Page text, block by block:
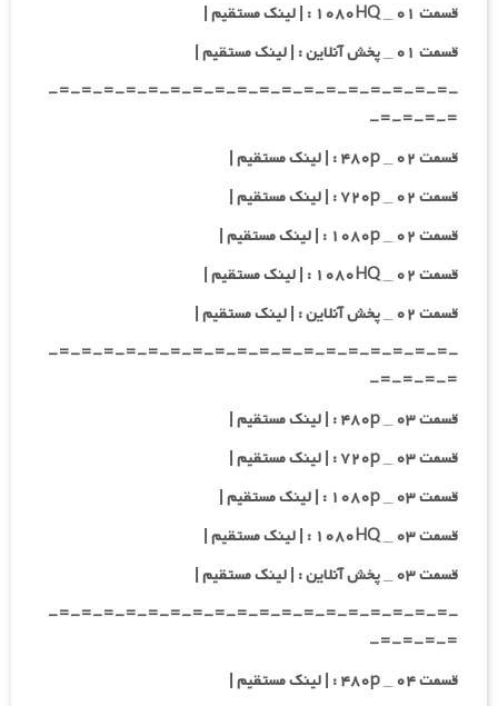
قسمت ۰۱ _ ۱۰۸۰HQ : | لینک مستقیم |
قسمت ۰۱ _ پخش آنلاین : | لینک مستقیم |
-=-=-=-=-=-=-=-=-=-=-=-=-=-=-=-=-=-=-
=-=-=-=-
قسمت ۰۲ _ ۴۸۰p : | لینک مستقیم |
قسمت ۰۲ _ ۷۲۰p : | لینک مستقیم |
قسمت ۰۲ _ ۱۰۸۰p : | لینک مستقیم |
قسمت ۰۲ _ ۱۰۸۰HQ : | لینک مستقیم |
قسمت ۰۲ _ پخش آنلاین : | لینک مستقیم |
-=-=-=-=-=-=-=-=-=-=-=-=-=-=-=-=-=-=-
=-=-=-=-
قسمت ۰۳ _ ۴۸۰p : | لینک مستقیم |
قسمت ۰۳ _ ۷۲۰p : | لینک مستقیم |
قسمت ۰۳ _ ۱۰۸۰p : | لینک مستقیم |
قسمت ۰۳ _ ۱۰۸۰HQ : | لینک مستقیم |
قسمت ۰۳ _ پخش آنلاین : | لینک مستقیم |
-=-=-=-=-=-=-=-=-=-=-=-=-=-=-=-=-=-=-
=-=-=-=-
قسمت ۰۴ _ ۴۸۰p : | لینک مستقیم |